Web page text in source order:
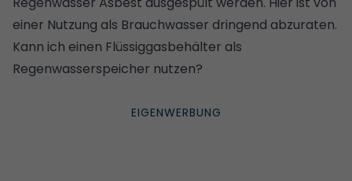
einer Nutzung als Brauchwasser dringend abzuraten.
Kann ich einen Flüssiggasbehälter als
Regenwasserspeicher nutzen?